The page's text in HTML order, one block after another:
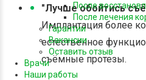
После
После лечения
Гарантии
Вакансии
Оставить отзыв
Врачи
Наши работы
"Лучше обойтись
Имплантация более
естественное
съёмные протезы.